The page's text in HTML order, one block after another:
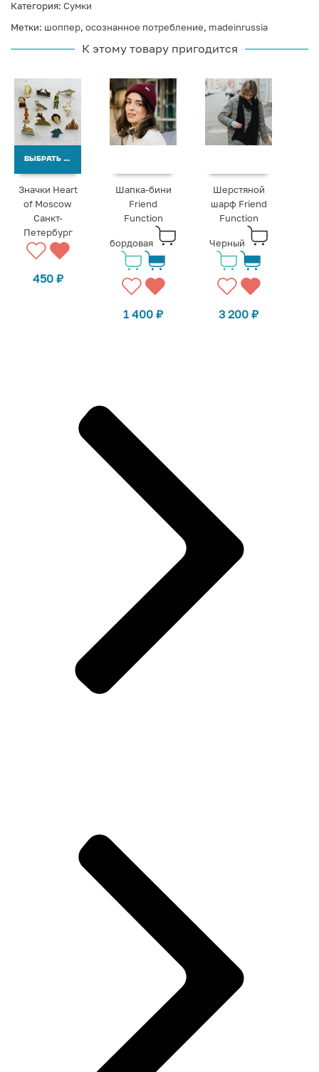
Категория: Сумки
Метки: шоппер, осознанное потребление, madeinrussia
К этому товару пригодится
ВЫБРАТЬ ВАРИАНТЫ
Значки Heart
of Moscow
Санкт-
Петербург
450 ₽
Шапка-бини
Friend
Function
бордовая
1 400₽
Шерстяной
шарф Friend
Function
Черный
3 200₽